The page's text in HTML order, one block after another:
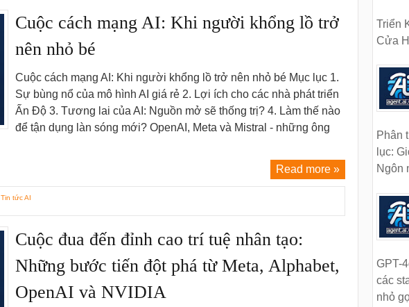
Cuộc cách mạng AI: Khi người khổng lồ trở
nên nhỏ bé
Cuộc cách mạng AI: Khi người khổng lồ trở nên nhỏ bé Mục lục 1.
Sự bùng nổ của mô hình AI giá rẻ 2. Lợi ích cho các nhà phát triển
Ấn Độ 3. Tương lai của AI: Nguồn mở sẽ thống trị? 4. Làm thế nào
để tận dụng làn sóng mới? OpenAI, Meta và Mistral - những ông
Read more »
Tin tức AI
Cuộc đua đến đỉnh cao trí tuệ nhân tạo:
Những bước tiến đột phá từ Meta, Alphabet,
OpenAI và NVIDIA
Triển
Cửa
Phân
lục:
Ngôn
GPT-
các
nhỏ